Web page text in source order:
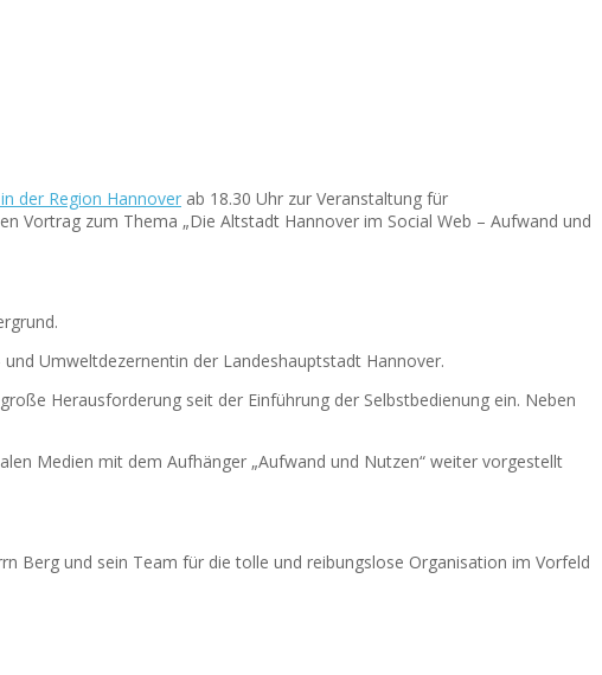
der Region Hannover ab 18.30 Uhr zur Veranstaltung für
Vortrag zum Thema „Die Altstadt Hannover im Social Web – Aufwand und
Umweltdezernentin der Landeshauptstadt Hannover.
Herausforderung seit der Einführung der Selbstbedienung ein. Neben
Medien mit dem Aufhänger „Aufwand und Nutzen“ weiter vorgestellt
Berg und sein Team für die tolle und reibungslose Organisation im Vorfeld